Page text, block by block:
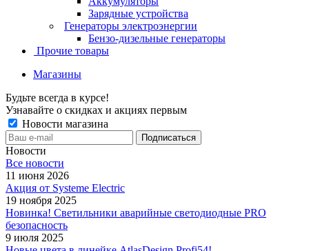
Зарядные устройства
Генераторы электроэнергии
Бензо-дизельные генераторы
Прочие товары
Магазины
Будьте всегда в курсе!
Узнавайте о скидках и акциях первым
Новости магазина
Новости
Все новости
11 июня 2026
Акция от Systeme Electric
19 ноября 2025
Новинка! Светильники аварийные светодиодные PRO
безопасность
9 июля 2025